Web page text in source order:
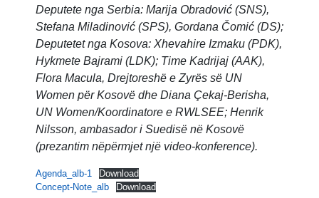
Deputete nga Serbia: Marija Obradović (SNS),
Stefana Miladinović (SPS), Gordana Čomić (DS);
Deputetet nga Kosova: Xhevahire Izmaku (PDK),
Hykmete Bajrami (LDK); Time Kadrijaj (AAK),
Flora Macula, Drejtoreshë e Zyrës së UN
Women për Kosovë dhe Diana Çekaj-Berisha,
UN Women/Koordinatore e RWLSEE; Henrik
Nilsson, ambasador i Suedisë në Kosovë
(prezantim nëpërmjet një video-konference).
Agenda_alb-1
Download
Concept-Note_alb
Download